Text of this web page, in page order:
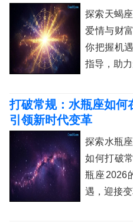
探索天蝎
爱情与财
你把握机
指导，助
打破常规：水瓶座如何
引领新时代变革
探索水瓶
如何打破
瓶座2026
遇，迎接变